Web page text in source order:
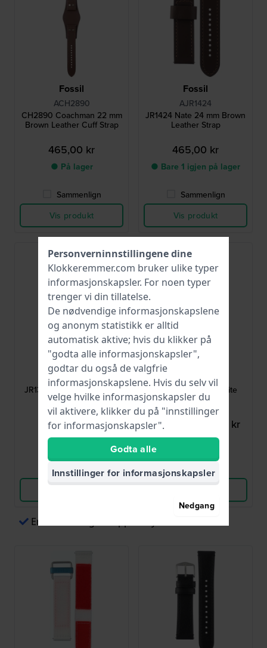
Fossil
ACH2890
CH2890 Coachman 22 mm
Brown Leather Cuff Strap
465,00 kr
● På lager
Sammenlign
Vis produkt
Fossil
AJR1424
JR1424 Nate 24 mm Brown
Leather Strap
465,00 kr
● Bare 1 igjen på lager
Sammenlign
Vis produkt
Fossil
AJR1354
JR1354 Nate 24 mm Svart
lærrem
465,00 kr
● På lager
Sammenlign
Fossil
AAM4487
AM4487 20 mm White
Silicone Strap
361,00 kr 274,00 kr
● På lager
Sammenlign
Enkel betaling via Apple Pay
Personverninnstillingene dine
Klokkeremmer.com bruker ulike typer
informasjonskapsler. For noen typer
trenger vi din tillatelse.
De nødvendige informasjonskapslene
og anonym statistikk er alltid
automatisk aktive; hvis du klikker på
"godta alle informasjonskapsler",
godtar du også de valgfrie
informasjonskapslene. Hvis du selv vil
velge hvilke informasjonskapsler du
vil aktivere, klikker du på "innstillinger
for informasjonskapsler".
Godta alle
Innstillinger for informasjonskapsler
Nedgang